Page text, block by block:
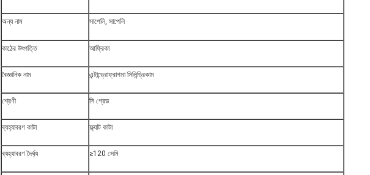
অন্য নাম সাপেলি, সাপেলি
কাঠের উৎপত্তি আফ্রিকা
বৈজ্ঞানিক নাম এন্টান্ড্রোফ্রাগমা সিলিন্ড্রিকাম
শ্রেণী সি গ্রেড
ব্যহ্যাবরণ কাটা ফ্ল্যাট কাটা
ব্যহ্যাবরণ দৈর্ঘ্য ≥120 সেমি